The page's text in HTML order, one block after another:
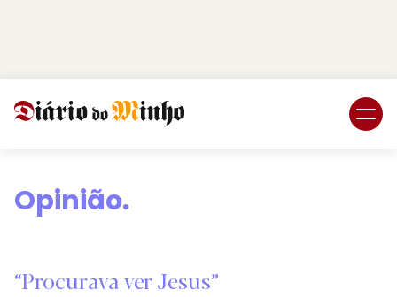
Opinião.
“Procurava ver Jesus”